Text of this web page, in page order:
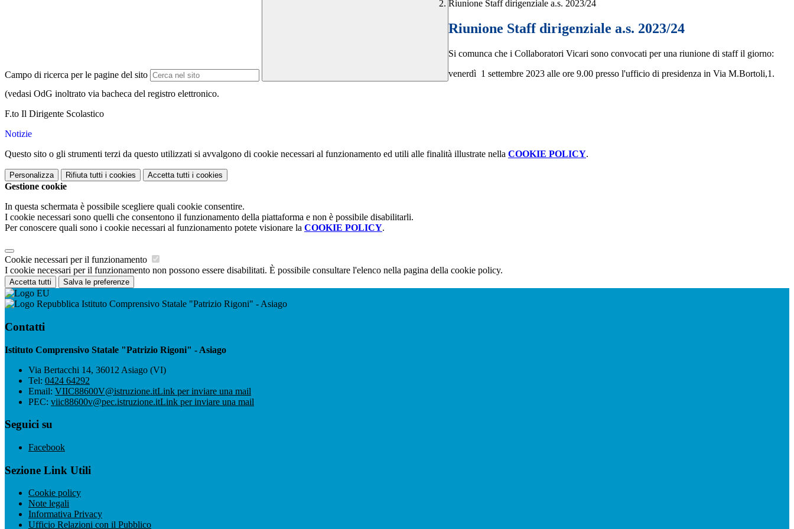
Campo di ricerca per le pagine del sito
Riunione Staff dirigenziale a.s. 2023/24
Riunione Staff dirigenziale a.s. 2023/24
Si comunca che i Collaboratori Vicari sono convocati per una riunione di staff il giorno:
venerdì 1 settembre 2023 alle ore 9.00 presso l'ufficio di presidenza in Via M.Bortoli,1.
(vedasi OdG inoltrato via bacheca del registro elettronico.
F.to Il Dirigente Scolastico
Notizie
Questo sito o gli strumenti terzi da questo utilizzati si avvalgono di cookie necessari al funzionamento ed utili alle finalità illustrate nella COOKIE POLICY.
Personalizza Rifiuta tutti i cookies Accetta tutti i cookies
Gestione cookie
In questa schermata è possibile scegliere quali cookie consentire.
I cookie necessari sono quelli che consentono il funzionamento della piattaforma e non è possibile disabilitarli.
Per conoscere quali sono i cookie necessari al funzionamento potete visionare la COOKIE POLICY.
Cookie necessari per il funzionamento
I cookie necessari per il funzionamento non possono essere disabilitati. È possibile consultare l'elenco nella pagina della cookie policy.
Accetta tutti Salva le preferenze
Istituto Comprensivo Statale "Patrizio Rigoni" - Asiago
Contatti
Istituto Comprensivo Statale "Patrizio Rigoni" - Asiago
Via Bertacchi 14, 36012 Asiago (VI)
Tel: 0424 64292
Email: VIIC88600V@istruzione.itLink per inviare una mail
PEC: viic88600v@pec.istruzione.itLink per inviare una mail
Seguici su
Facebook
Sezione Link Utili
Cookie policy
Note legali
Informativa Privacy
Ufficio Relazioni con il Pubblico